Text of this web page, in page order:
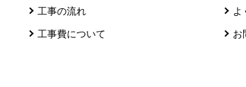
工事の流れ
工事費について
よ
お